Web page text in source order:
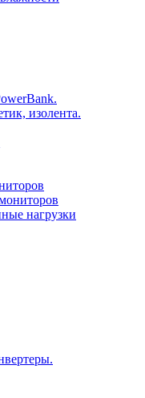
изолента.
нагрузки